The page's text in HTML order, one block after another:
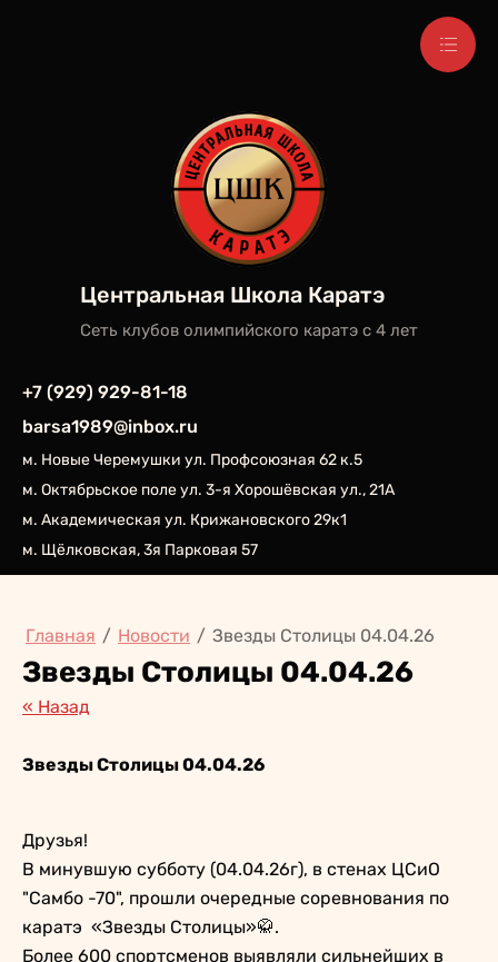
Центральная Школа Каратэ
Сеть клубов олимпийского каратэ c 4 лет
+7 (929) 929-81-18
barsa1989@inbox.ru
м. Новые Черемушки ул. Профсоюзная 62 к.5
м. Октябрьское поле ул. 3-я Хорошёвская ул., 21А
м. Академическая ул. Крижановского 29к1
м. Щёлковская, 3я Парковая 57
Главная / Новости / Звезды Столицы 04.04.26
Звезды Столицы 04.04.26
« Назад
Звезды Столицы 04.04.26
Друзья!
В минувшую субботу (04.04.26г), в стенах ЦСиО
"Самбо -70", прошли очередные соревнования по
каратэ «Звезды Столицы»🥋.
Более 600 спортсменов выявляли сильнейших в